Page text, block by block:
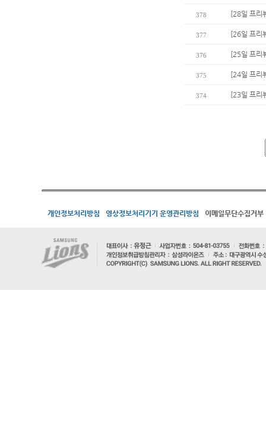
378 [28일 프리
377 [26일 프리
376 [25일 프리
375 [24일 프리
374 [23일 프리
개인정보처리방침 영상정보처리기기 운영관리방침 이메일무단수집거부